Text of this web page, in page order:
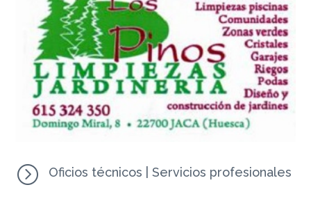
= Oficios técnicos Servicios profesionales